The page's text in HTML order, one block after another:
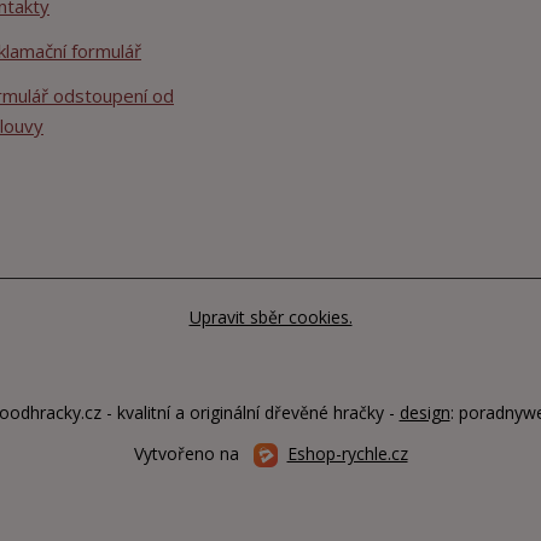
formulář
odstoupení od
Upravit sběr cookies.
- kvalitní a originální dřevěné hračky - design:
Vytvořeno na
Eshop-rychle.cz